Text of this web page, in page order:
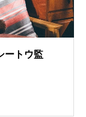
ートウ監